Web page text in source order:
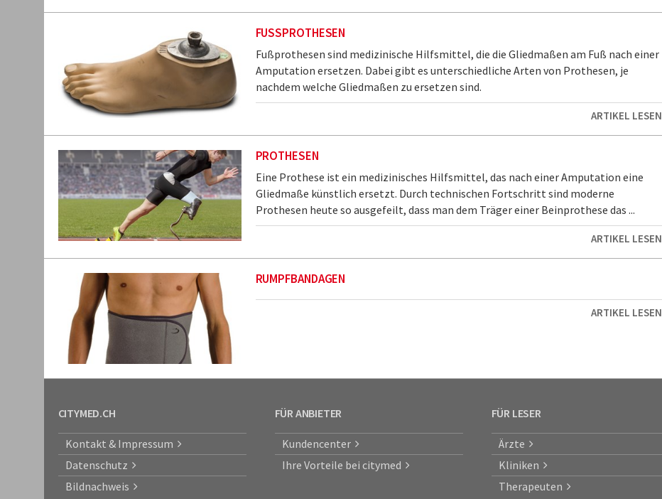
FUSSPROTHESEN
Fußprothesen sind medizinische Hilfsmittel, die die Gliedmaßen am Fuß nach einer
Amputation ersetzen. Dabei gibt es unterschiedliche Arten von Prothesen, je
nachdem welche Gliedmaßen zu ersetzen sind.
ARTIKEL LESEN
PROTHESEN
Eine Prothese ist ein medizinisches Hilfsmittel, das nach einer Amputation eine
Gliedmaße künstlich ersetzt. Durch technischen Fortschritt sind moderne
Prothesen heute so ausgefeilt, dass man dem Träger einer Beinprothese das ...
ARTIKEL LESEN
RUMPFBANDAGEN
ARTIKEL LESEN
CITYMED.CH
Kontakt & Impressum
Datenschutz
Bildnachweis
FÜR ANBIETER
Kundencenter
Ihre Vorteile bei citymed
FÜR LESER
Ärzte
Kliniken
Therapeuten